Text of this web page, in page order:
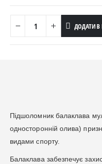
ДОДАТИ
Підшоломник балаклава
односторонній олива)
видами спорту.
Балаклава забезпечує